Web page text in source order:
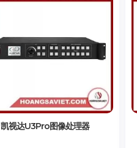
凯视达U3Pro图像处理器